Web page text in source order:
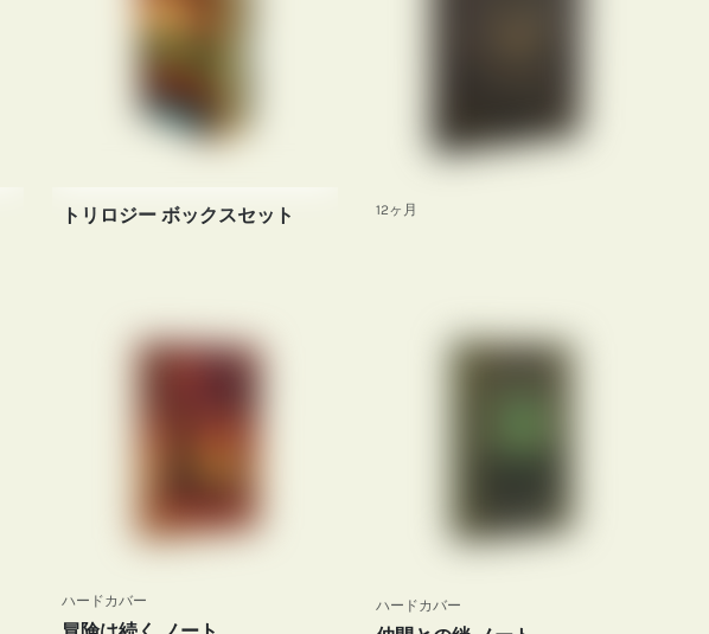
トリロジー ボックスセット 12ヶ月
ハードカバー ハードカバー